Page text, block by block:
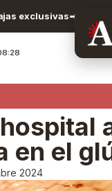
exclusivas
en el
2024